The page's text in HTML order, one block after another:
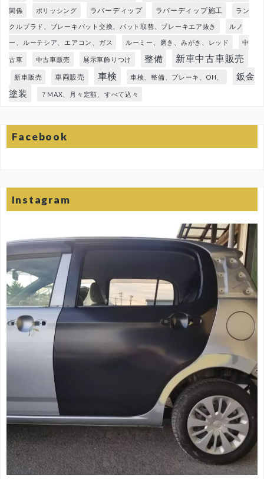
関係 ポリッシング ラバーディップ ラバーディップ施工 ラン
クルプラド、ブレーキパット交換、パット取替、ブレーキエア抜き ルノ
ー、ルーテシア、エアコン、ガス ルーミー、磨き、みがき、レッド 中
古車 中古車販売 展示車飾りつけ 整備 新車中古車販売
新車販売 車両販売 車検 車検、整備、ブレーキ、OH、
鈑金
塗装
７MAX、月々定額、すべて込々
Facebook
Instagram